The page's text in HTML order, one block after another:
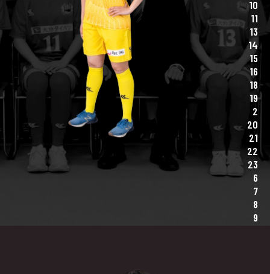
10
11
13
14
15
16
18
19
2
20
21
22
23
6
7
8
9